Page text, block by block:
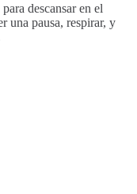
descansar en el
una pausa, respirar, y